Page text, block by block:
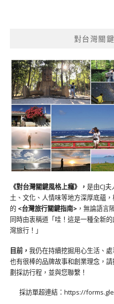
對台灣關
《對台灣關鍵風格上癮》 ， 是由CJ
土、文化、人情味等地方深厚底蘊
的 <台灣旅行關鍵指南> ，無論語言
同時由衷稱道「哇！這是一種全新
灣旅行！」
目前， 我仍在持續挖掘用心生活、
也有很棒的品牌故事和創業理念，
劃採訪行程，並與您聯繫！
採訪單超連結： https://